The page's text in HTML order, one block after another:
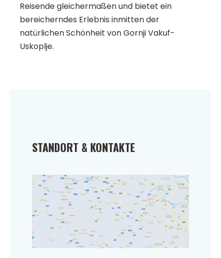
Reisende gleichermaßen und bietet ein
bereicherndes Erlebnis inmitten der
natürlichen Schönheit von Gornji Vakuf-
Uskoplje.
STANDORT & KONTAKTE